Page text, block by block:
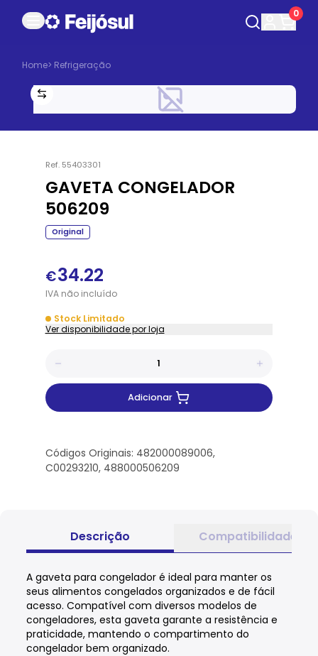
0
Home> Refrigeração
Ref. 55403301
GAVETA CONGELADOR
506209
Original
€34.22
IVAnãoincluído
Stock Limitado
Ver disponibilidade por loja
Adicionar
Códigos Originais: 482000089006,
C00293210, 488000506209
Descrição Compatibilidade
A gaveta para congelador é ideal para manter os
seus alimentos congelados organizados e de fácil
acesso. Compatível com diversos modelos de
congeladores, esta gaveta garante a resistência e
praticidade, mantendo o compartimento do
congelador bem organizado.